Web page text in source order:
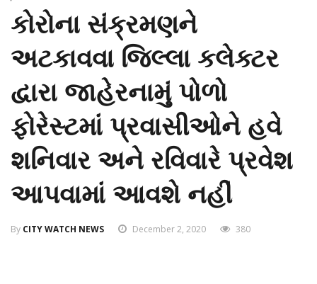
કોરોના સંક્રમણને
અટકાવવા જિલ્લા કલેક્ટર
દ્વારા જાહેરનામું પોળો
ફોરેસ્ટમાં પ્રવાસીઓને હવે
શનિવાર અને રવિવારે પ્રવેશ
આપવામાં આવશે નહીં
By CITY WATCH NEWS December 2, 2020 380